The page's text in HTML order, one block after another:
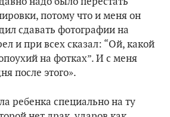
потому что и меня он
сдавать фотографии на
и при всех сказал: “Ой, какой
на фотках”. И с меня
после этого».
ребенка специально на ту